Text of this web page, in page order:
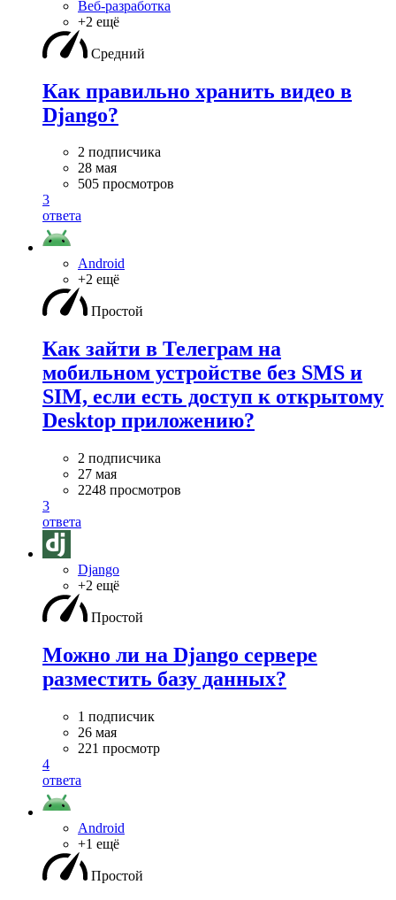
Веб-разработка
+2 ещё
Средний
Как правильно хранить видео в
Django?
2 подписчика
28 мая
505 просмотров
3
ответа
Android
+2 ещё
Простой
Как зайти в Телеграм на
мобильном устройстве без SMS и
SIM, если есть доступ к открытому
Desktop приложению?
2 подписчика
27 мая
2248 просмотров
3
ответа
Django
+2 ещё
Простой
Можно ли на Django сервере
разместить базу данных?
1 подписчик
26 мая
221 просмотр
4
ответа
Android
+1 ещё
Простой